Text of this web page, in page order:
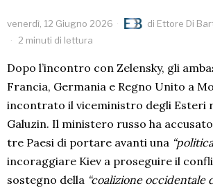
venerdì, 12 Giugno 2026 di Ettore Di
2 minuti di lettura
Dopo l’incontro con Zelensky, gli
Francia, Germania e Regno Unito a
incontrato il viceministro degli Esteri
Galuzin. Il ministero russo ha
tre Paesi di portare avanti una
incoraggiare Kiev a proseguire il
sostegno della “coalizione occidentale